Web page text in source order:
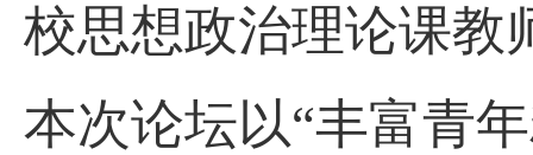
校思想政治理论课教
本次论坛以“丰富青